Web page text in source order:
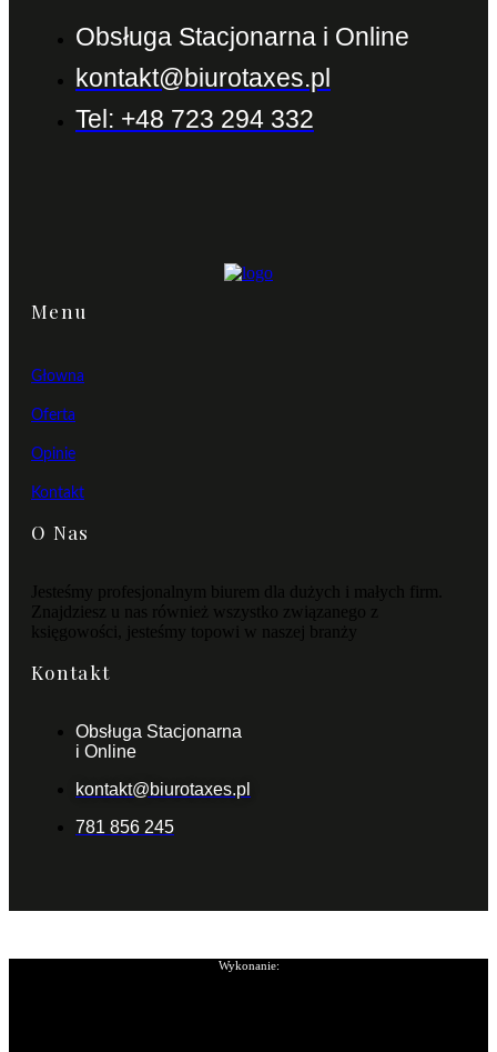
Obsługa Stacjonarna i Online
kontakt@biurotaxes.pl
Tel: +48 723 294 332
Menu
Głowna
Oferta
Opinie
Kontakt
O Nas
Jesteśmy profesjonalnym biurem dla dużych i małych firm.
Znajdziesz u nas również wszystko związanego z
księgowości, jesteśmy topowi w naszej branży
Kontakt
Obsługa Stacjonarna
i Online
kontakt@biurotaxes.pl
781 856 245
Wykonanie: